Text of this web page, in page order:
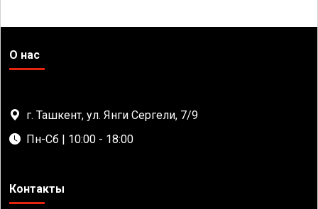
О нас
г. Ташкент, ул. Янги Сергели, 7/9
Пн-Сб | 10:00 - 18:00
Контакты